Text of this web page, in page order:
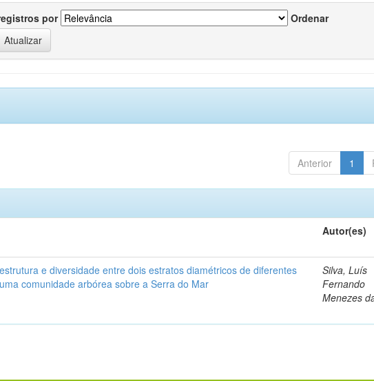
por
Ordenar
Anterior 1
Autor(es)
e diversidade entre dois estratos diamétricos de diferentes
comunidade arbórea sobre a Serra do Mar
Silva, Luís
Fernando
Menezes